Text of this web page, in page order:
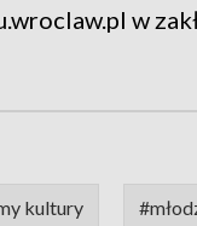
w
kultury